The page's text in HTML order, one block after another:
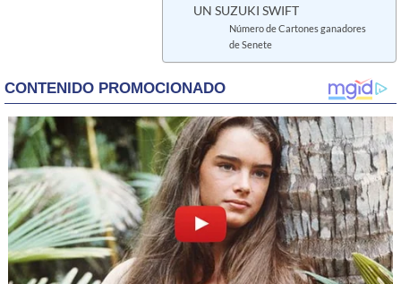
UN SUZUKI SWIFT
Número de Cartones ganadores
de Senete